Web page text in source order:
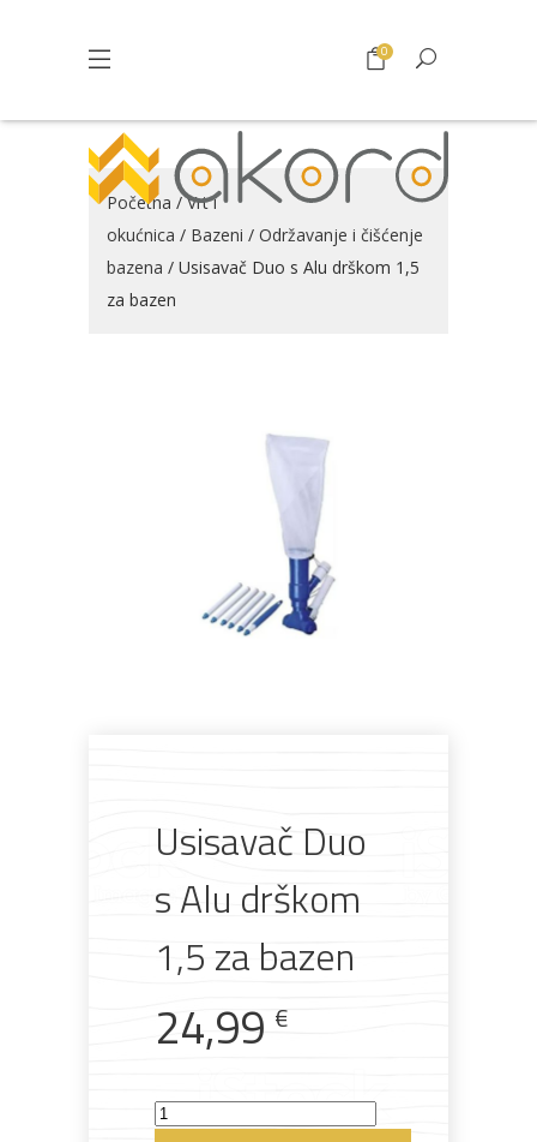
Pogledajte što je novo
u ponudi
0
Početna /Vrt i
okućnica / Bazeni / Održavanje i čišćenje
bazena / Usisavač Duo s Alu drškom 1,5
za bazen
Usisavač Duo
s Alu drškom
1,5 za bazen
24,99 €
Usisavač